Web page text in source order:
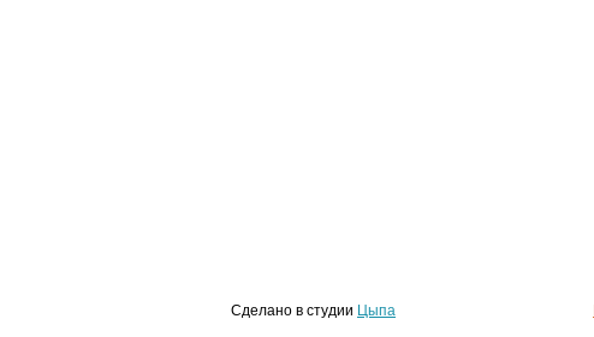
Сделано в студии Цыпа